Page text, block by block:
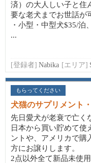
済）の大人しい子と住
要な老犬までお世話が
・小型・中型犬$35/
...
[登録者] Nabika [エリア]
もらってください
犬猫のサプリメント
先日愛犬が老衰で亡く
日本から買い貯めて使
ントや、アメリカで購
方にお譲りします。
2点以外全て新品未使用